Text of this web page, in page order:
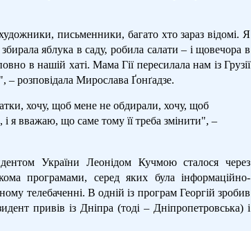
письменники, багато хто зараз відомі. Я
яблука в саду, робила салати – і щовечора в
в нашій хаті. Мама Гії пересилала нам із Грузії
розповідала Мирослава Ґонґадзе.
хочу, щоб мене не обдирали, хочу, щоб
я вважаю, що саме тому її треба змінити", –
України Леонідом Кучмою сталося через
програмами, серед яких була інформаційно-
телебаченні. В одній із програм Георгій зробив
привів із Дніпра (тоді – Дніпропетровська) і